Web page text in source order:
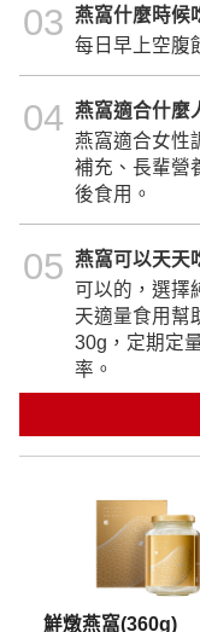
03 燕窩什麼時候
每日早上空腹
04 燕窩適合什麼
燕窩適合女性
補充、長輩營
後食用。
05 燕窩可以天天
可以的，選擇
天適量食用幫
30g，定期定
率。
鮮燉燕窩(360g)